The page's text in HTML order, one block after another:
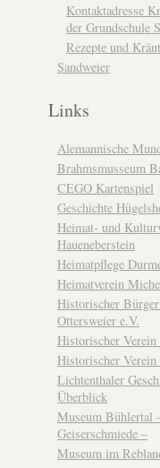
Kontaktadresse
der Grundschule
Rezepte und
Sandweier
Links
Alemannische
Brahmsmusseum
CEGO Kartenspiel
Geschichte
Heimat- und
Haueneberstein
Heimatpflege
Heimatverein
Historischer
Ottersweier e.V.
Historischer
Historischer Verein
Lichtenthaler
Überblick
Museum Bühlertal
Geiserschmiede –
Museum im